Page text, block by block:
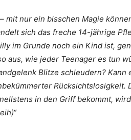
mit nur ein bisschen Magie
sich das freche 14-jährige
im Grunde noch ein Kind ist,
aus, wie jeder Teenager es tun
Blitze schleudern?
Rücksichtslosigkeit.
in den Griff bekommt,